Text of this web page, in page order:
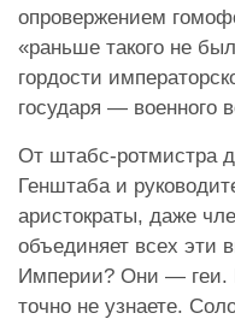
опровержением
«раньше такого не
гордости
государя — военного
От штабс-ротмистра
Генштаба и
аристократы, даже
объединяет всех эти
Империи? Они — геи.
точно не узнаете.